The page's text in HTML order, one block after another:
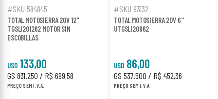
#SKU 584845
TOTAL MOTOSIERRA 20V 12"
TGSLI201262 MOTOR SIN
ESCOBILLAS
USD 133,00
GS 831.250 / R$ 699,58
PREÇO SEM I.V.A.
#SKU 93132
TOTAL MOTOSIERRA 20V 6''
UTGSLI20662
USD 86,00
GS 537.500 / R$ 452,36
PREÇO SEM I.V.A.